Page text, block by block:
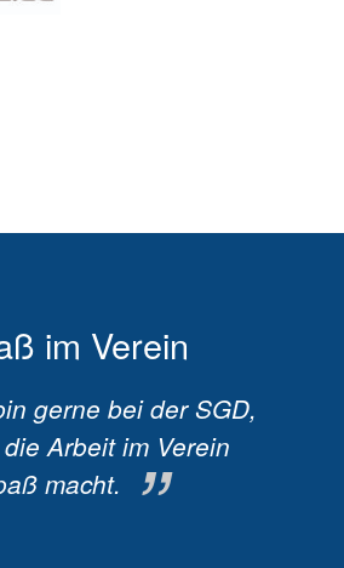
im Verein
gerne bei der SGD,
Arbeit im Verein
macht.